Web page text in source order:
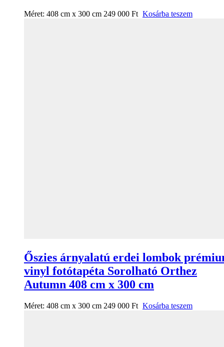
Méret: 408 cm x 300 cm 249 000 Ft Kosárba teszem
Őszies árnyalatú erdei lombok
vinyl fotótapéta Sorolható Orthez
Autumn 408 cm x 300 cm
Méret: 408 cm x 300 cm 249 000 Ft Kosárba teszem